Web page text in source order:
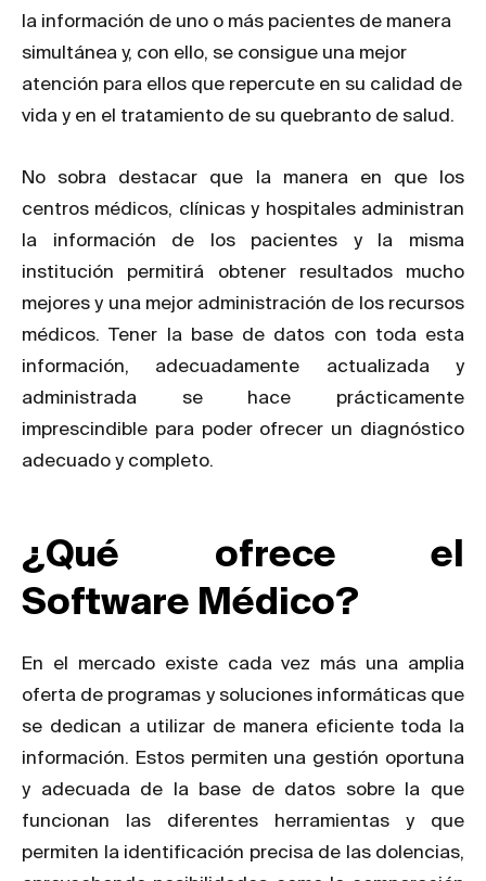
la información de uno o más pacientes de manera
simultánea y, con ello, se consigue una mejor
atención para ellos que repercute en su calidad de
vida y en el tratamiento de su quebranto de salud.
No sobra destacar que la manera en que los
centros médicos, clínicas y hospitales administran
la información de los pacientes y la misma
institución permitirá obtener resultados mucho
mejores y una mejor administración de los recursos
médicos. Tener la base de datos con toda esta
información, adecuadamente actualizada y
administrada se hace prácticamente
imprescindible para poder ofrecer un diagnóstico
adecuado y completo.
¿Qué ofrece el
Software Médico?
En el mercado existe cada vez más una amplia
oferta de programas y soluciones informáticas que
se dedican a utilizar de manera eficiente toda la
información. Estos permiten una gestión oportuna
y adecuada de la base de datos sobre la que
funcionan las diferentes herramientas y que
permiten la identificación precisa de las dolencias,